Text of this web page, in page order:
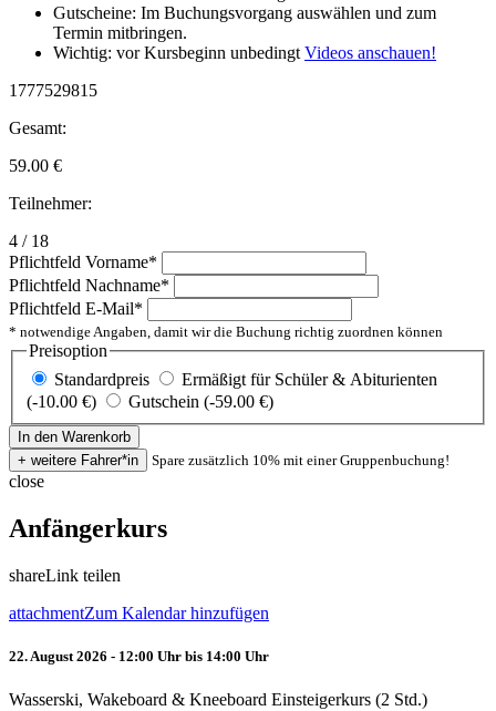
Gutscheine: Im Buchungsvorgang auswählen und zum
Termin mitbringen.
Wichtig: vor Kursbeginn unbedingtVideos anschauen!
1777529815
Gesamt:
59.00 €
Teilnehmer:
4 / 18
Pflichtfeld Vorname*
Pflichtfeld Nachname*
Pflichtfeld E-Mail*
* notwendige Angaben, damit wir die Buchung richtig zuordnen können
Preisoption
Standardpreis
Ermäßigt für Schüler & Abiturienten
(-10.00 €)
Gutschein (-59.00 €)
Spare zusätzlich 10% mit einer Gruppenbuchung!
close
Anfängerkurs
shareLink teilen
attachmentZum Kalendar hinzufügen
22. August 2026 - 12:00 Uhr bis 14:00 Uhr
Wasserski, Wakeboard & Kneeboard Einsteigerkurs (2 Std.)